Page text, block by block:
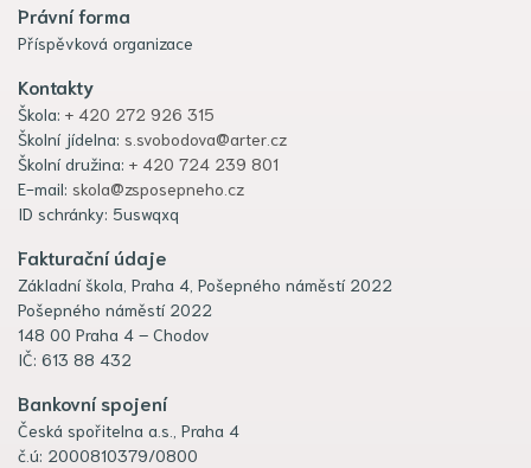
Právní forma
Příspěvková organizace
Kontakty
Škola: + 420 272 926 315
Školní jídelna: s.svobodova@arter.cz
Školní družina: + 420 724 239 801
E-mail: skola@zsposepneho.cz
ID schránky: 5uswqxq
Fakturační údaje
Základní škola, Praha 4, Pošepného náměstí 2022
Pošepného náměstí 2022
148 00 Praha 4 – Chodov
IČ: 613 88 432
Bankovní spojení
Česká spořitelna a.s., Praha 4
č.ú: 2000810379/0800